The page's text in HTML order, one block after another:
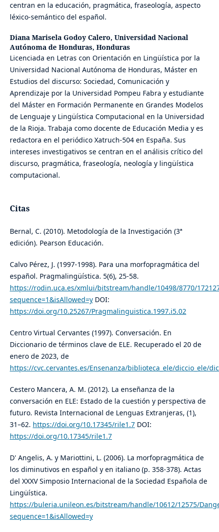
centran en la educación, pragmática, fraseología, aspecto
léxico-semántico del español.
Diana Marisela Godoy Calero, Universidad Nacional
Autónoma de Honduras, Honduras
Licenciada en Letras con Orientación en Lingüística por la
Universidad Nacional Autónoma de Honduras, Máster en
Estudios del discurso: Sociedad, Comunicación y
Aprendizaje por la Universidad Pompeu Fabra y estudiante
del Máster en Formación Permanente en Grandes Modelos
de Lenguaje y Lingüística Computacional en la Universidad
de la Rioja. Trabaja como docente de Educación Media y es
redactora en el periódico Xatruch-504 en España. Sus
intereses investigativos se centran en el análisis crítico del
discurso, pragmática, fraseología, neología y lingüística
computacional.
Citas
Bernal, C. (2010). Metodología de la Investigación (3ª
edición). Pearson Educación.
Calvo Pérez, J. (1997-1998). Para una morfopragmática del
español. Pragmalingüística. 5(6), 25-58.
https://rodin.uca.es/xmlui/bitstream/handle/10498/8770/
sequence=1&isAllowed=yDOI:
https://doi.org/10.25267/Pragmalinguistica.1997.i5.02
Centro Virtual Cervantes (1997). Conversación. En
Diccionario de términos clave de ELE. Recuperado el 20 de
enero de 2023, de
https://cvc.cervantes.es/Ensenanza/biblioteca_ele/diccio_ele/
Cestero Mancera, A. M. (2012). La enseñanza de la
conversación en ELE: Estado de la cuestión y perspectiva de
futuro. Revista Internacional de Lenguas Extranjeras, (1),
31–62. https://doi.org/10.17345/rile1.7DOI:
https://doi.org/10.17345/rile1.7
D' Angelis, A. y Mariottini, L. (2006). La morfopragmática de
los diminutivos en español y en italiano (p. 358-378). Actas
del XXXV Simposio Internacional de la Sociedad Española de
Lingüística.
https://buleria.unileon.es/bitstream/handle/10612/12575/
sequence=1&isAllowed=y